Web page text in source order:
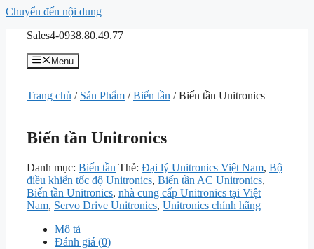
Chuyển đến nội dung
Sales4-0938.80.49.77
Menu
Trang chủ / Sản Phẩm /Biến tần / Biến tần Unitronics
Biến tần Unitronics
Danh mục: Biến tần Thẻ: Đại lý Unitronics Việt Nam, Bộ
điều khiển tốc độ Unitronics, Biến tần AC Unitronics,
Biến tần Unitronics, nhà cung cấp Unitronics tại Việt
Nam, Servo Drive Unitronics, Unitronics chính hãng
Mô tả
Đánh giá (0)